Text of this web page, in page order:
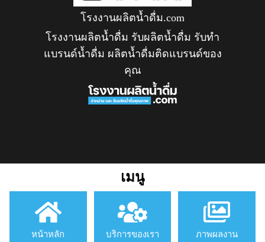
โรงงานผลิตน้ำดื่ม.com
โรงงานผลิตน้ำดื่ม รับผลิตน้ำดื่ม รับทำ
แบรนด์น้ำดื่ม ผลิตน้ำดื่มติดแบรนด์ของ
คุณ
เมนู
หน้าหลัก บริการของเรา ภาพผลงาน